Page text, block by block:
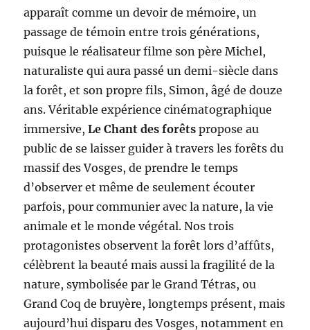
apparaît comme un devoir de mémoire, un
passage de témoin entre trois générations,
puisque le réalisateur filme son père Michel,
naturaliste qui aura passé un demi-siècle dans
la forêt, et son propre fils, Simon, âgé de douze
ans. Véritable expérience cinématographique
immersive,Le Chant des forêts propose au
public de se laisser guider à travers les forêts du
massif des Vosges, de prendre le temps
d’observer et même de seulement écouter
parfois, pour communier avec la nature, la vie
animale et le monde végétal. Nos trois
protagonistes observent la forêt lors d’affûts,
célèbrent la beauté mais aussi la fragilité de la
nature, symbolisée par le Grand Tétras, ou
Grand Coq de bruyère, longtemps présent, mais
aujourd’hui disparu des Vosges, notamment en